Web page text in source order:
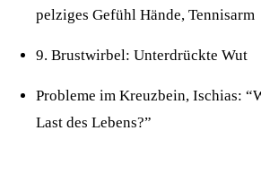
pelziges Gefühl Hände, Tennisarm
9. Brustwirbel: Unterdrückte Wut
Probleme im Kreuzbein, Ischias:
Last des Lebens?”